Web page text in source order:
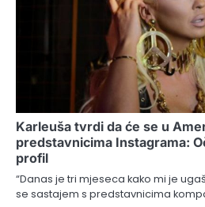
Karleuša tvrdi da će se u
predstavnicima Instagrama:
profil
“Danas je tri mjeseca kako mi je
se sastajem s predstavnicima